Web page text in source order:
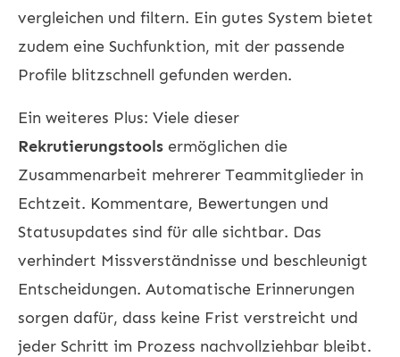
vergleichen und filtern. Ein gutes System bietet
zudem eine Suchfunktion, mit der passende
Profile blitzschnell gefunden werden.
Ein weiteres Plus: Viele dieser
Rekrutierungstools ermöglichen die
Zusammenarbeit mehrerer Teammitglieder in
Echtzeit. Kommentare, Bewertungen und
Statusupdates sind für alle sichtbar. Das
verhindert Missverständnisse und beschleunigt
Entscheidungen. Automatische Erinnerungen
sorgen dafür, dass keine Frist verstreicht und
jeder Schritt im Prozess nachvollziehbar bleibt.